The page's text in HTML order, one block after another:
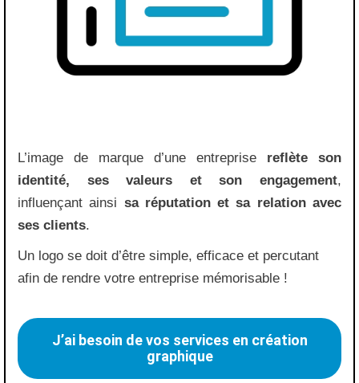
L’image de marque d’une entreprise reflète son
identité, ses valeurs et son engagement,
influençant ainsi sa réputation et sa relation avec
ses clients.
Un logo se doit d’être simple, efficace et percutant
afin de rendre votre entreprise mémorisable !
J’ai besoin de vos services en création
graphique